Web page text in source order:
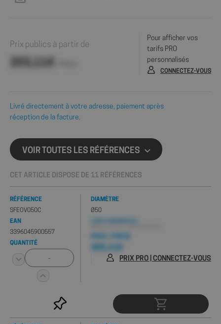
Prix publics à partir de
Pour afficher vos
tarifs PRO
personnalisés
CONNECTEZ-VOUS
Livré directement à votre adresse, paiement après
réception de la facture.
VOIR TOUTES LES RÉFÉRENCES
CET ARTICLE DISPOSE DE 11 RÉFÉRENCES
RÉFÉRENCE
SFEOV050C
EAN
3396045900557
QUANTITÉ
DIAMÈTRE
Ø50
PRIX / PIÈCE
PRIX PRO | CONNECTEZ-VOUS